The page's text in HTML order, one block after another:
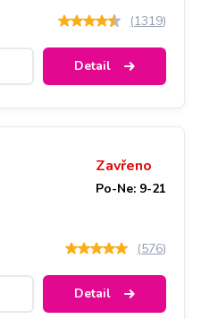
(1319)
Detail
Zavřeno
Po-Ne: 9-21
(576)
Detail